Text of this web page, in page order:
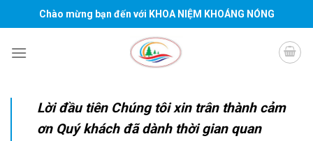
to
Chào mừng bạn đến với KHOA NIỆM KHOÁNG NÓNG
Lời đầu tiên Chúng tôi xin trân thành cảm
ơn Quý khách đã dành thời gian quan